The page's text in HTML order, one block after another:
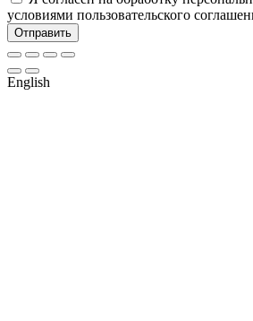
условиями пользовательского
Отправить
English